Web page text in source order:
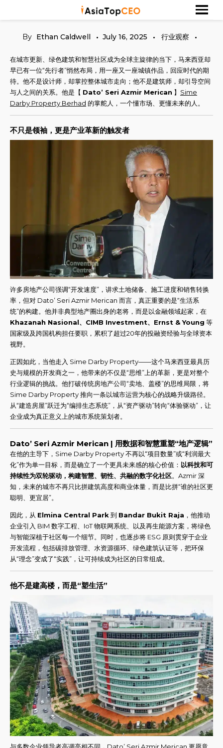
to
content
Asia Top CEO
探索亚洲杰出的成功人士
By Ethan Caldwell July 16, 2025 行业观察
在城市更新、绿色建筑和智慧社区成为全球主旋律的当下，马来西亚却
早已有一位“先行者”悄然布局，用一座又一座城镇作品，回应时代的期
待。他不是设计师，却掌控整体城市走向；他不是建筑师，却引导空间
与人之间的关系。他是【 Dato’ Seri Azmir Merican 】 Sime
Darby Property Berhad 的掌舵人，一个懂市场、更懂未来的人。
不只是领袖，更是产业革新的触发者
许多房地产公司强调“开发速度”，讲求土地储备、施工进度和销售转换
率，但对 Dato’ Seri Azmir Merican 而言，真正重要的是“生活系
统”的构建。他并非典型地产圈出身的老将，而是以金融领域起家，在
Khazanah Nasional、CIMB Investment、Ernst & Young 等
国家级及跨国机构担任要职，累积了超过20年的投融资经验与全球资本
视野。
正因如此，当他走入 Sime Darby Property——这个马来西亚最具历
史与规模的开发商之一，他带来的不仅是“思维”上的革新，更是对整个
行业逻辑的挑战。他打破传统房地产公司“卖地、盖楼”的思维局限，将
Sime Darby Property 推向一条以城市运营为核心的战略升级路径。
从“建造房屋”跃迁为“编排生态系统”，从“资产驱动”转向“体验驱动”，让
企业成为真正意义上的城市系统策划者。
Dato’ Seri Azmir Merican | 用数据和智慧重塑“地产逻辑”
在他的主导下，Sime Darby Property 不再以“项目数量”或“利润最大
化”作为单一目标，而是确立了一个更具未来感的核心价值： 以科技和可
持续性为双轮驱动，构建智慧、韧性、共融的数字化社区。Azmir 深
知，未来的城市不再只比拼建筑高度和商业体量，而是比拼“谁的社区更
聪明、更宜居”。
因此，从 Elmina Central Park 到 Bandar Bukit Raja ，他推动
企业引入 BIM 数字工程、IoT 物联网系统、以及再生能源方案，将绿色
与智能深植于社区每一个细节。同时，也逐步将 ESG 原则贯穿于企业
开发流程，包括碳排放管理、水资源循环、绿色建筑认证等，把环保
从“理念”变成了“实践”，让可持续成为社区的日常组成。
他不是建高楼，而是“塑生活”